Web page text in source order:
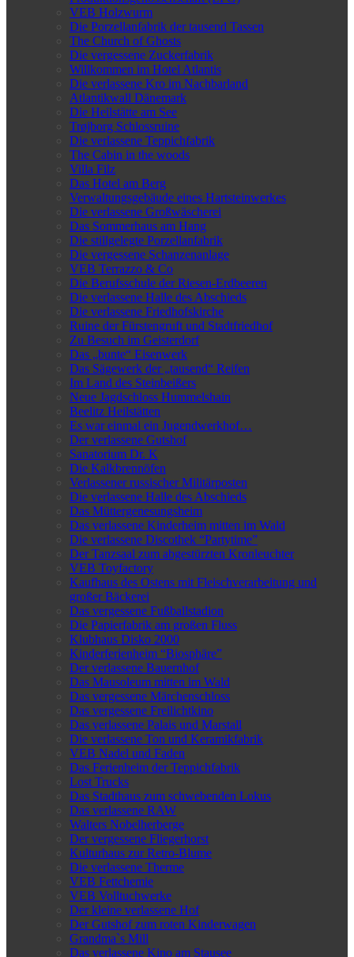
VEB Holzwurm
Die Porzellanfabrik der tausend Tassen
The Church of Ghosts
Die vergessene Zuckerfabrik
Willkommen im Hotel Atlantis
Die verlassene Kro im Nachbarland
Atlantikwall Dänemark
Die Heilstätte am See
Trøjborg Schlossruine
Die verlassene Teppichfabrik
The Cabin in the woods
Villa Filz
Das Hotel am Berg
Verwaltungsgebäude eines Hartsteinwerkes
Die verlassene Großwäscherei
Das Sommerhaus am Hang
Die stillgelegte Porzellanfabrik
Die vergessene Schanzenanlage
VEB Terrazzo & Co
Die Berufsschule der Riesen-Erdbeeren
Die verlassene Halle des Abschieds
Die verlassene Friedhofskirche
Ruine der Fürstengruft und Stadtfriedhof
Zu Besuch im Geisterdorf
Das „bunte“ Eisenwerk
Das Sägewerk der „tausend“ Reifen
Im Land des Steinbeißers
Neue Jagdschloss Hummelshain
Beelitz Heilstätten
Es war einmal ein Jugendwerkhof…
Der verlassene Gutshof
Sanatorium Dr. K
Die Kalkbrennöfen
Verlassener russischer Militärposten
Die verlassene Halle des Abschieds
Das Müttergenesungsheim
Das verlassene Kinderheim mitten im Wald
Die verlassene Discothek “Partytime”
Der Tanzsaal zum abgestürzten Kronleuchter
VEB Toyfactory
Kaufhaus des Ostens mit Fleischverarbeitung und
großer Bäckerei
Das vergessene Fußballstadion
Die Papierfabrik am großen Fluss
Klubhaus Disko 2000
Kinderferienheim “Biosphäre”
Der verlassene Bauernhof
Das Mausoleum mitten im Wald
Das vergessene Märchenschloss
Das vergessene Freilichtkino
Das verlassene Palais und Marstall
Die verlassene Ton und Keramikfabrik
VEB Nadel und Faden
Das Ferienheim der Teppichfabrik
Lost Trucks
Das Stadthaus zum schwebenden Lokus
Das verlassene RAW
Walters Nobelherberge
Der vergessene Fliegerhorst
Kulturhaus zur Retro-Blume
Die verlassene Therme
VEB Fettchemie
VEB Volltuchwerke
Der kleine verlassene Hof
Der Gutshof zum roten Kinderwagen
Grandma`s Mill
Das verlassene Kino am Stausee